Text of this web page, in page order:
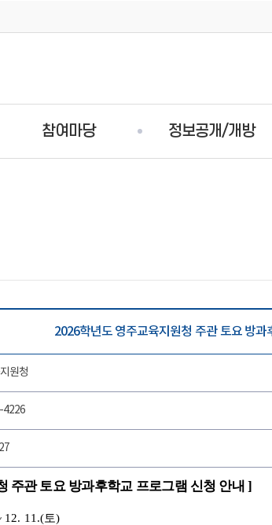
참여마당 정보공개/개방
2026학년도 영주교육지원청 주관 토요 방
원청
4226
주관 토요 방과후학교 프로그램 신청 안내]
12. 11.(토)